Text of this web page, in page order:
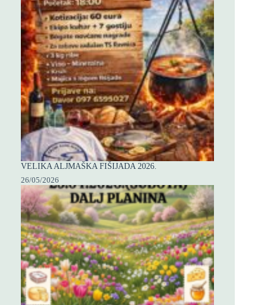
VELIKA ALJMAŠKA FIŠIJADA 2026.
26/05/2026